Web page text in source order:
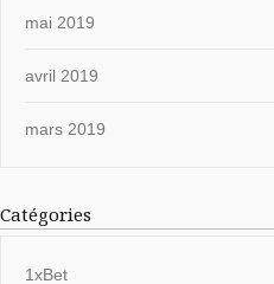
mai 2019
avril 2019
mars 2019
Catégories
1xBet